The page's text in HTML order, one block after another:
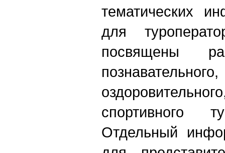
тематических
для
посвящены
спортивного
Отдельный